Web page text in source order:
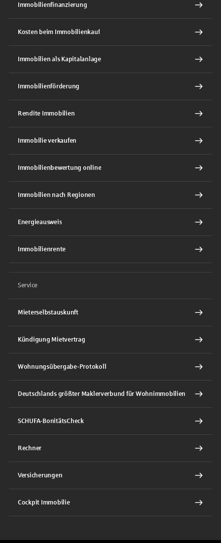
Immobilienfinanzierung
Kosten beim Immobilienkauf
Immobilien als Kapitalanlage
Immobilienförderung
Rendite Immobilien
Immobilie verkaufen
Immobilienbewertung online
Immobilien nach Regionen
Energieausweis
Immobilienrente
Service
Mieterselbstauskunft
Kündigung Mietvertrag
Wohnungsübergabe-Protokoll
Deutschlands größter Maklerverbund für Wohnimmobilien
SCHUFA-BonitätsCheck
Rechner
Versicherungen
Cockpit Immobilie